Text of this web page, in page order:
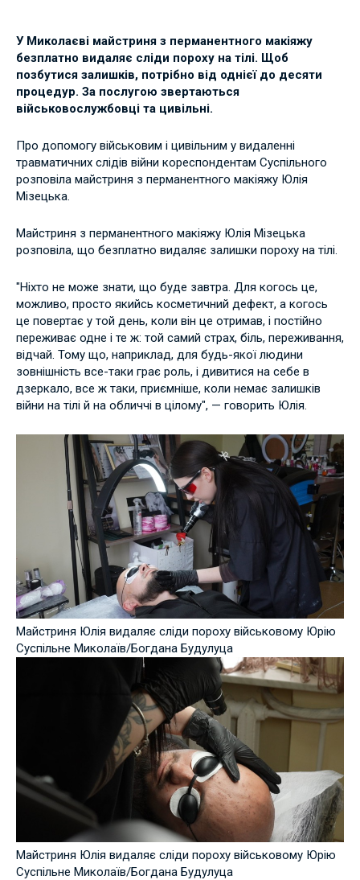
У Миколаєві майстриня з перманентного макіяжу
безплатно видаляє сліди пороху на тілі. Щоб
позбутися залишків, потрібно від однієї до десяти
процедур. За послугою звертаються
військовослужбовці та цивільні.
Про допомогу військовим і цивільним у видаленні
травматичних слідів війни кореспондентам Суспільного
розповіла майстриня з перманентного макіяжу Юлія
Мізецька.
Майстриня з перманентного макіяжу Юлія Мізецька
розповіла, що безплатно видаляє залишки пороху на тілі.
"Ніхто не може знати, що буде завтра. Для когось це,
можливо, просто якийсь косметичний дефект, а когось
це повертає у той день, коли він це отримав, і постійно
переживає одне і те ж: той самий страх, біль, переживання,
відчай. Тому що, наприклад, для будь-якої людини
зовнішність все-таки грає роль, і дивитися на себе в
дзеркало, все ж таки, приємніше, коли немає залишків
війни на тілі й на обличчі в цілому", — говорить Юлія.
Майстриня Юлія видаляє сліди пороху військовому Юрію
Суспільне Миколаїв/Богдана Будулуца
Майстриня Юлія видаляє сліди пороху військовому Юрію
Суспільне Миколаїв/Богдана Будулуца